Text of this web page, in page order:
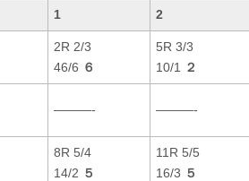
1 2
2R 2/3
46/6 ６
5R 3/3
10/1
２
———- ———-
8R 5/4
14/2 ５
11R 5/5
16/3 ５